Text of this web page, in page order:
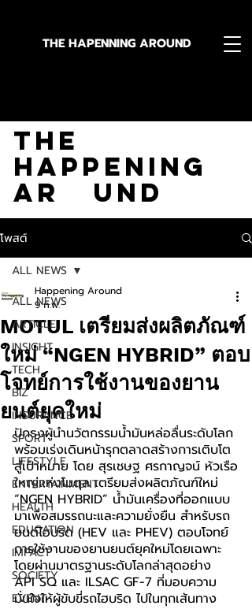
THE HAPENNING AROUND
The
Happening
Ar und
โพสต์
ALL NEWS
ARTICLE
INSIGHT
TECH
BIZ
INSURANCE
SPORT
LIFESTYLE
ENTERTAINMENT
HEALTH
EDUCATION
IMPACT
SOCIETY
EVENT
ALL NEWS
MOTUL เตรียมส่งผลิตภัณฑ์
ใหม่ “NGEN HYBRID” ตอบ
โจทย์การใช้งานของยาน
ยนต์ยุคใหม่
Happening Around
9 ก.พ.
ปักธงผู้นำนวัตกรรมน้ำมันหล่อลื่นระดับโลก
พร้อมเร่งเดินหน้ารุกตลาดสร้างการเติบโต
สู่เป้าหมาย โดย สุรเชษฐ ศรกาญจน์ หัวเรือ
ใหญ่แห่งโมตุล เตรียมส่งผลิตภัณฑ์ใหม่
“NGEN HYBRID” น้ำมันเครื่องที่ออกแบบ
มาเพื่อสมรรถนะและความยั่งยืน สำหรับรถ
ยนต์ไฮบริด (HEV และ PHEV) ตอบโจทย์
การใช้งานของยานยนต์ยุคใหม่โดยเฉพาะ
โดยผ่านมาตรฐานระดับโลกล่าสุดอย่าง
API SQ และ ILSAC GF-7 ที่มอบความ
มั่นใจให้ผู้ขับขี่รถไฮบริด ไปในทุกเส้นทาง